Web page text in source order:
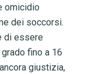
omicidio
dei soccorsi.
di essere
fino a 16
giustizia,